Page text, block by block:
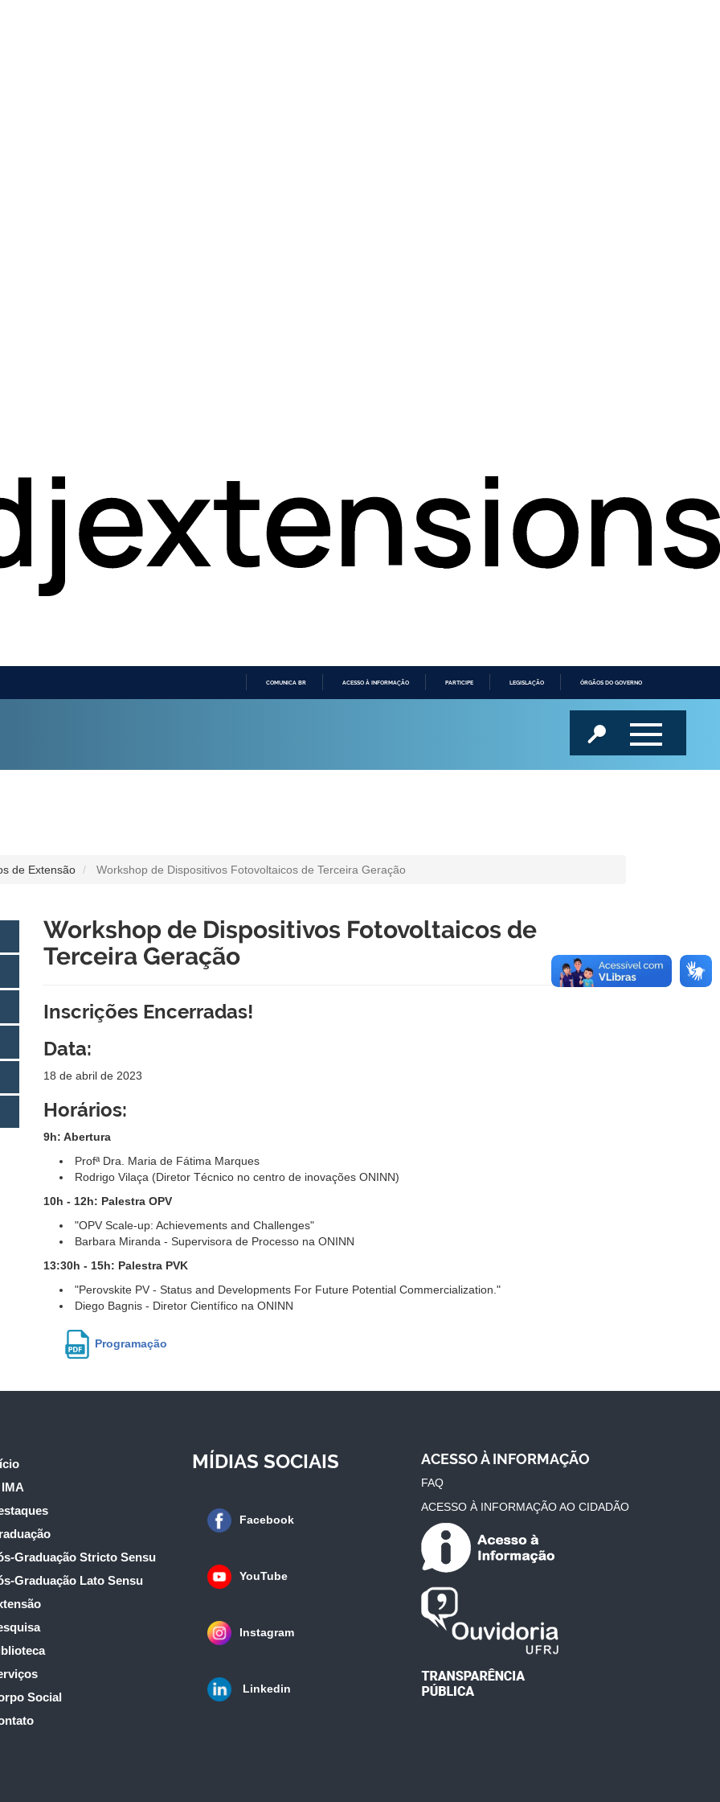
COMUNICA BR ACESSO À INFORMAÇÃO PARTICIPE LEGISLAÇÃO ÓRGÃOS DO GOVERNO
de Extensão Workshop de Dispositivos Fotovoltaicos de Terceira Geração
Workshop de Dispositivos Fotovoltaicos de
Terceira Geração
Inscrições Encerradas!
Data:
18 de abril de 2023
Horários:
9h: Abertura
Profª Dra. Maria de Fátima Marques
Rodrigo Vilaça (Diretor Técnico no centro de inovações ONINN)
10h - 12h: Palestra OPV
"OPV Scale-up: Achievements and Challenges"
Barbara Miranda - Supervisora de Processo na ONINN
13:30h - 15h: Palestra PVK
"Perovskite PV - Status and Developments For Future Potential Commercialization."
Diego Bagnis - Diretor Científico na ONINN
Programação
Graduação Stricto Sensu
Graduação Lato Sensu
Social
MÍDIAS SOCIAIS
Facebook
YouTube
Instagram
Linkedin
ACESSO À INFORMAÇÃO
FAQ
ACESSO À INFORMAÇÃO AO CIDADÃO